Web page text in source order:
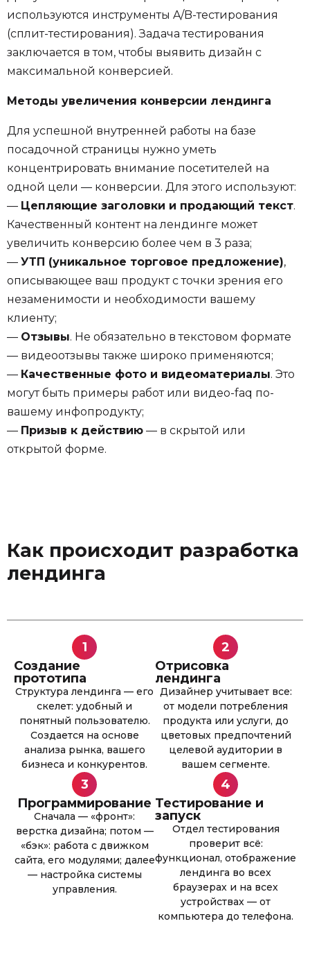
используются инструменты A/B-тестирования
(сплит-тестирования). Задача тестирования
заключается в том, чтобы выявить дизайн с
максимальной конверсией.
Методы увеличения конверсии лендинга
Для успешной внутренней работы на базе
посадочной страницы нужно уметь
концентрировать внимание посетителей на
одной цели — конверсии. Для этого используют:
— Цепляющие заголовки и продающий текст.
Качественный контент на лендинге может
увеличить конверсию более чем в 3 раза;
— УТП (уникальное торговое предложение),
описывающее ваш продукт с точки зрения его
незаменимости и необходимости вашему
клиенту;
— Отзывы. Не обязательно в текстовом формате
— видеоотзывы также широко применяются;
— Качественные фото и видеоматериалы. Это
могут быть примеры работ или видео-faq по-
вашему инфопродукту;
— Призыв к действию — в скрытой или
открытой форме.
Как происходит разработка
лендинга
1
Создание
прототипа
Структура лендинга — его
скелет: удобный и
понятный пользователю.
Создается на основе
анализа рынка, вашего
бизнеса и конкурентов.
2
Отрисовка
лендинга
Дизайнер учитывает все:
от модели потребления
продукта или услуги, до
цветовых предпочтений
целевой аудитории в
вашем сегменте.
3
Программирование
Сначала — «фронт»:
верстка дизайна; потом —
«бэк»: работа с движком
сайта, его модулями; далее
— настройка системы
управления.
4
Тестирование и
запуск
Отдел тестирования
проверит всё:
функционал, отображение
лендинга во всех
браузерах и на всех
устройствах — от
компьютера до телефона.